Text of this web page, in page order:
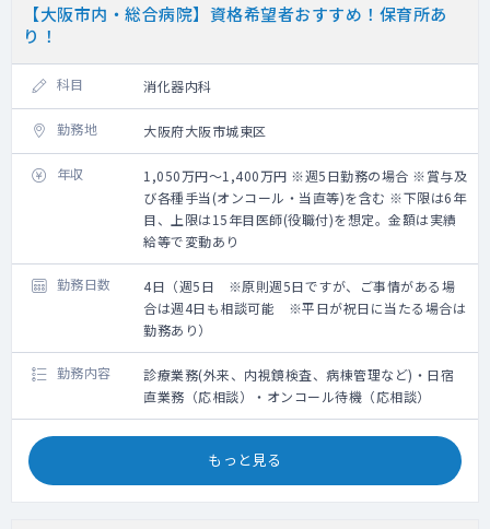
【大阪市内・総合病院】資格希望者おすすめ！保育所あ
り！
科目 消化器内科
勤務地 大阪府大阪市城東区
年収
1,050万円～1,400万円 ※週5日勤務の場合 ※賞与及
び各種手当(オンコール・当直等)を含む ※下限は6年
目、上限は15年目医師(役職付)を想定。金額は実績
給等で変動あり
勤務日数
4日（週5日 ※原則週5日ですが、ご事情がある場
合は週4日も相談可能 ※平日が祝日に当たる場合は
勤務あり）
勤務内容
診療業務(外来、内視鏡検査、病棟管理など)・日宿
直業務（応相談）・オンコール待機（応相談）
もっと見る